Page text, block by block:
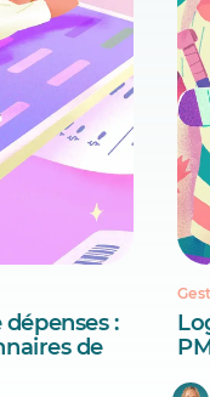
:
de